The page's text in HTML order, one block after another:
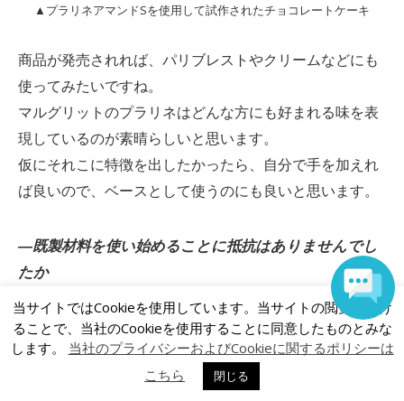
▲プラリネアマンドSを使用して試作されたチョコレートケーキ
商品が発売されれば、パリブレストやクリームなどにも
使ってみたいですね。
マルグリットのプラリネはどんな方にも好まれる味を表
現しているのが素晴らしいと思います。
仮にそれこに特徴を出したかったら、自分で手を加えれ
ば良いので、ベースとして使うのにも良いと思います。
―既製材料を使い始めることに抵抗はありませんでし
たか
抵抗はありませんでした。
というのも私は、マルグリットが主催するトレーニング
（フランス）に参加した事があり、実際にそこで商品が
製造されているのを拝見しました。
当サイトではCookieを使用しています。当サイトの閲覧を続け
ることで、当社のCookieを使用することに同意したものとみな
します。 当社のプライバシーおよびCookieに関するポリシーは
こちら
閉じる